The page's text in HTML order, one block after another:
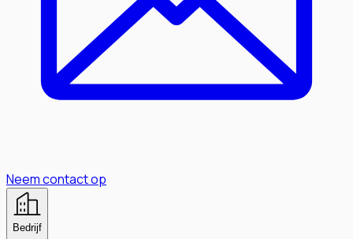
Neem contact op
Bedrijf